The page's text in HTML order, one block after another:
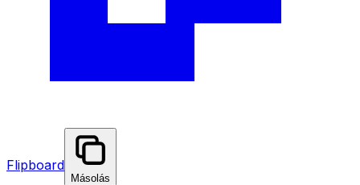
Flipboard
Másolás